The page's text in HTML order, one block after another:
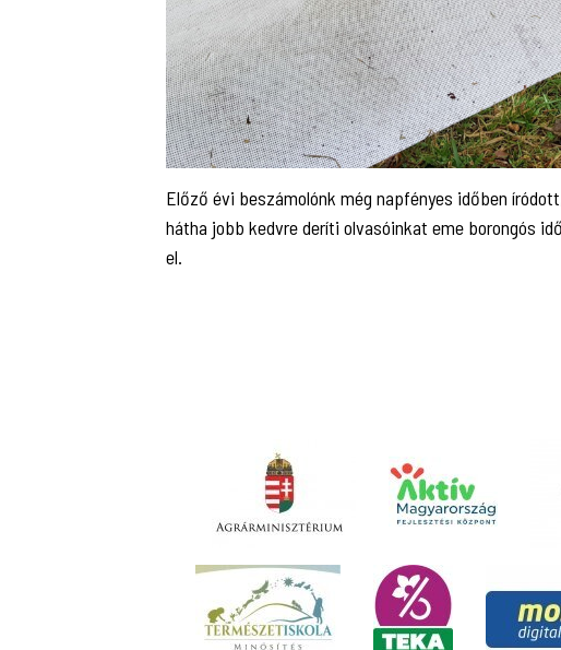
Előző évi beszámolónk még napfényes időben
hátha jobb kedvre deríti olvasóinkat eme borongós
el.